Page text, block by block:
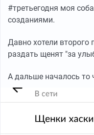
#третьегодня моя
созданиями.
Давно хотели
раздать щенят "за
А дальше началось то